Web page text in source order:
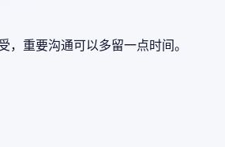
，重要沟通可以多留一点时间。